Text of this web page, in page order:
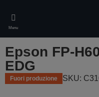
main
content
Menu
Epson FP-
EDG
Fuori produzione SKU: